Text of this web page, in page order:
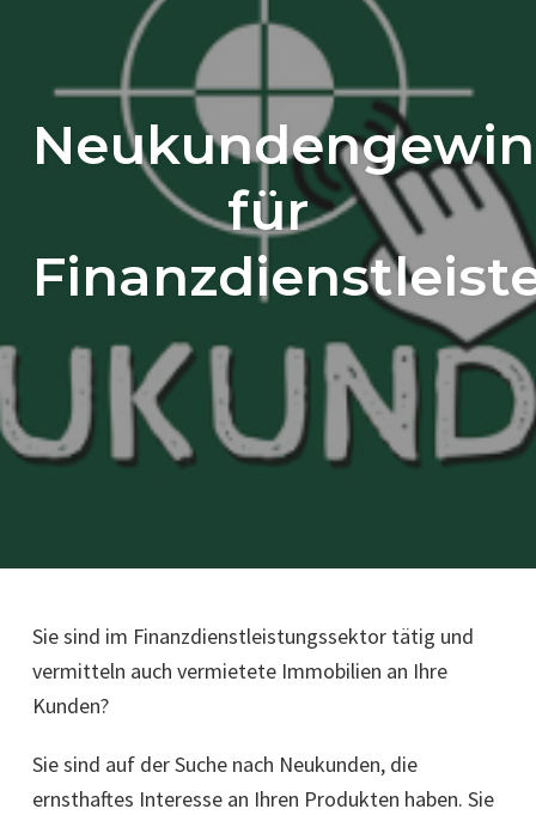
für
Sie sind im Finanzdienstleistungssektor tätig und
vermitteln auch vermietete Immobilien an Ihre
Kunden?
Sie sind auf der Suche nach Neukunden, die
ernsthaftes Interesse an Ihren Produkten haben. Sie